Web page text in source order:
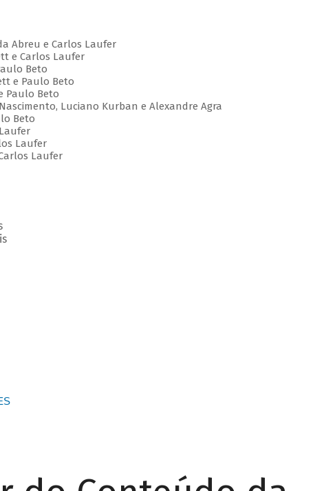
Abreu e Carlos Laufer
e Carlos Laufer
Beto
e Paulo Beto
Paulo Beto
Luciano Kurban e Alexandre Agra
Beto
Laufer
Laufer